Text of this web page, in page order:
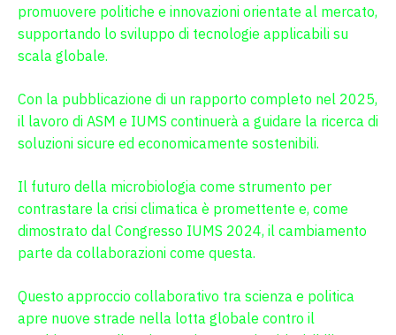
promuovere politiche e innovazioni orientate al mercato,
supportando lo sviluppo di tecnologie applicabili su
scala globale.
Con la pubblicazione di un rapporto completo nel 2025,
il lavoro di ASM e IUMS continuerà a guidare la ricerca di
soluzioni sicure ed economicamente sostenibili.
Il futuro della microbiologia come strumento per
contrastare la crisi climatica è promettente e, come
dimostrato dal Congresso IUMS 2024, il cambiamento
parte da collaborazioni come questa.
Questo approccio collaborativo tra scienza e politica
apre nuove strade nella lotta globale contro il